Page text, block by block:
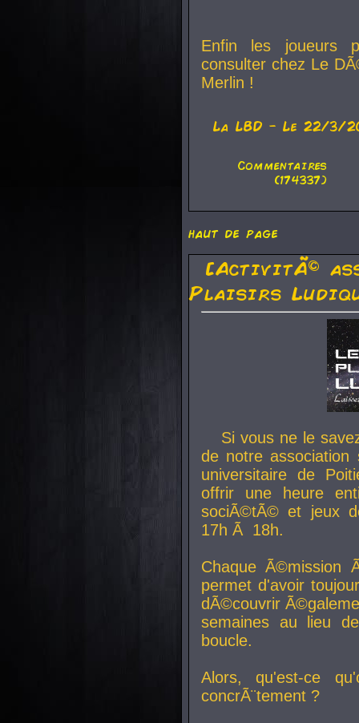
Enfin les joueurs
consulter chez Le
Merlin !
La LBD - Le 22/3/
Commentaires
(174337)
haut de page
[ActivitÃ©
Plaisirs
Si vous ne le
de notre
universitaire de
offrir une heure
sociÃ©tÃ© et jeux
17h Ã 18h.
Chaque Ã©mission
permet d'avoir
dÃ©couvrir
semaines au lieu
boucle.
Alors, qu'est-ce
concrÃ¨tement ?